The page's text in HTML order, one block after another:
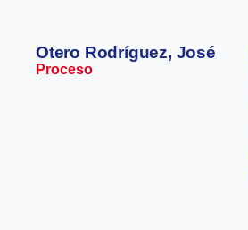
Otero Rodríguez, José
Proceso